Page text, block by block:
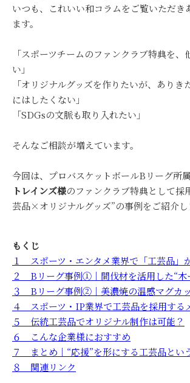
いつも、これいい和コラムをご覧いただき
ます。
「スポーツチームのファンクラブ特典を、
い」
「オリジナルグッズを作りたいが、ありき
にはしたくない」
「SDGsの文脈も取り入れたい」
そんなご相談が増えています。
今回は、プロバスケットボールBリーグ所属
トレインズ様のファンクラブ特典として採
芸品×オリジナルグッズ”の事例をご紹介し
もくじ
１ スポーツ・エンタメ業界で「工芸品」
２ Bリーグ事例①｜間伐材を活用した“木
３ Bリーグ事例②｜美濃焼の温感マグカ
４ スポーツ・IP業界で工芸品を採用する
５ 伝統工芸品でオリジナル制作は可能？
６ こんな企業様におすすめ
７ まとめ｜“応援”を形にする工芸品とい
８ 関連リンク